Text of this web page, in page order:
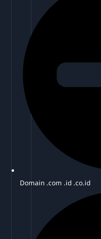
Domain .com .id .co.id